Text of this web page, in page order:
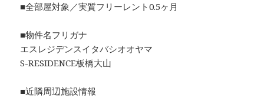
■全部屋対象／実質フリーレント0.5ヶ月
■物件名フリガナ
エスレジデンスイタバシオオヤマ
S-RESIDENCE板橋大山
■近隣周辺施設情報